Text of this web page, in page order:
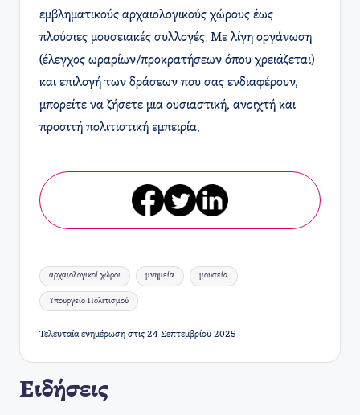
εμβληματικούς αρχαιολογικούς χώρους έως
πλούσιες μουσειακές συλλογές. Με λίγη οργάνωση
(έλεγχος ωραρίων/προκρατήσεων όπου χρειάζεται)
και επιλογή των δράσεων που σας ενδιαφέρουν,
μπορείτε να ζήσετε μια ουσιαστική, ανοιχτή και
προσιτή πολιτιστική εμπειρία.
Ετικέτες:
αρχαιολογικοί χώροι μνημεία μουσεία
Υπουργείο Πολιτισμού
Τελευταία ενημέρωση στις 24 Σεπτεμβρίου 2025
Ειδήσεις